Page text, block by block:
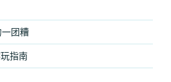
团糟
指南